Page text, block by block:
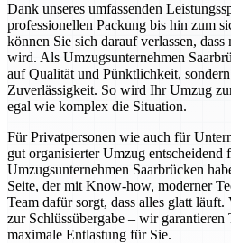
Dank unseres umfassenden
professionellen Packung bis hin zum
können Sie sich darauf verlassen,
wird. Als Umzugsunternehmen
auf Qualität und Pünktlichkeit,
Zuverlässigkeit. So wird Ihr Umzug
egal wie komplex die Situation.
Für Privatpersonen wie auch für
gut organisierter Umzug
Umzugsunternehmen Saarbrücken
Seite, der mit Know-how, moderner
Team dafür sorgt, dass alles glatt
zur Schlüssübergabe – wir garantieren
maximale Entlastung für Sie.